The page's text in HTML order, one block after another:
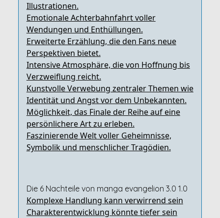
Illustrationen.
Emotionale Achterbahnfahrt voller
Wendungen und Enthüllungen.
Erweiterte Erzählung, die den Fans neue
Perspektiven bietet.
Intensive Atmosphäre, die von Hoffnung bis
Verzweiflung reicht.
Kunstvolle Verwebung zentraler Themen wie
Identität und Angst vor dem Unbekannten.
Möglichkeit, das Finale der Reihe auf eine
persönlichere Art zu erleben.
Faszinierende Welt voller Geheimnisse,
Symbolik und menschlicher Tragödien.
Die 6 Nachteile von manga evangelion 3.0 1.0
Komplexe Handlung kann verwirrend sein
Charakterentwicklung könnte tiefer sein